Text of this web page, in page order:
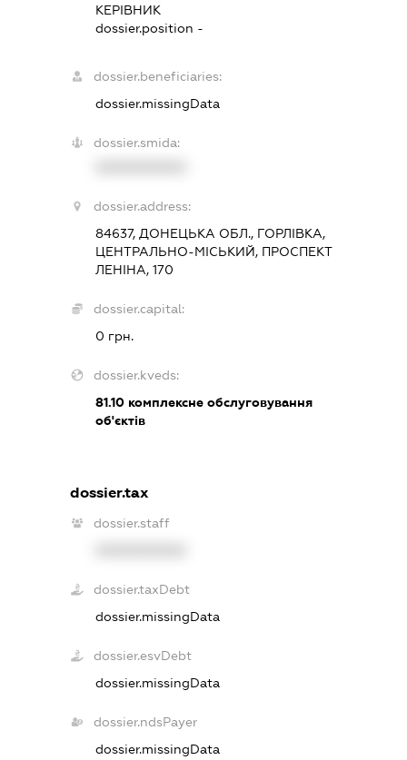
КЕРІВНИК
dossier.position -
dossier.beneficiaries:
dossier.missingData
dossier.smida:
dossier.address:
84637, ДОНЕЦЬКА ОБЛ., ГОРЛІВКА,
ЦЕНТРАЛЬНО-МІСЬКИЙ, ПРОСПЕКТ
ЛЕНІНА, 170
dossier.capital:
0 грн.
dossier.kveds:
81.10комплексне обслуговування
об'єктів
dossier.tax
dossier.staff
dossier.taxDebt
dossier.missingData
dossier.esvDebt
dossier.missingData
dossier.ndsPayer
dossier.missingData